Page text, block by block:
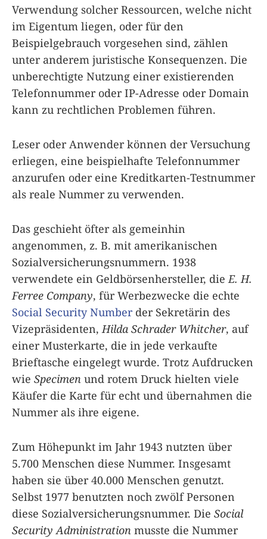
Verwendung solcher Ressourcen, welche nicht
im Eigentum liegen, oder für den
Beispielgebrauch vorgesehen sind, zählen
unter anderem juristische Konsequenzen. Die
unberechtigte Nutzung einer existierenden
Telefonnummer oder IP-Adresse oder Domain
kann zu rechtlichen Problemen führen.
Leser oder Anwender können der Versuchung
erliegen, eine beispielhafte Telefonnummer
anzurufen oder eine Kreditkarten-Testnummer
als reale Nummer zu verwenden.
Das geschieht öfter als gemeinhin
angenommen, z. B. mit amerikanischen
Sozialversicherungsnummern. 1938
verwendete ein Geldbörsenhersteller, dieE. H.
Ferree Company, für Werbezwecke die echte
Social Security Numberder Sekretärin des
Vizepräsidenten,Hilda Schrader Whitcher, auf
einer Musterkarte, die in jede verkaufte
Brieftasche eingelegt wurde. Trotz Aufdrucken
wie Specimen und rotem Druck hielten viele
Käufer die Karte für echt und übernahmen die
Nummer als ihre eigene.
Zum Höhepunkt im Jahr 1943 nutzten über
5.700 Menschen diese Nummer. Insgesamt
haben sie über 40.000 Menschen genutzt.
Selbst 1977 benutzten noch zwölf Personen
diese Sozialversicherungsnummer. Die Social
Security Administration musste die Nummer